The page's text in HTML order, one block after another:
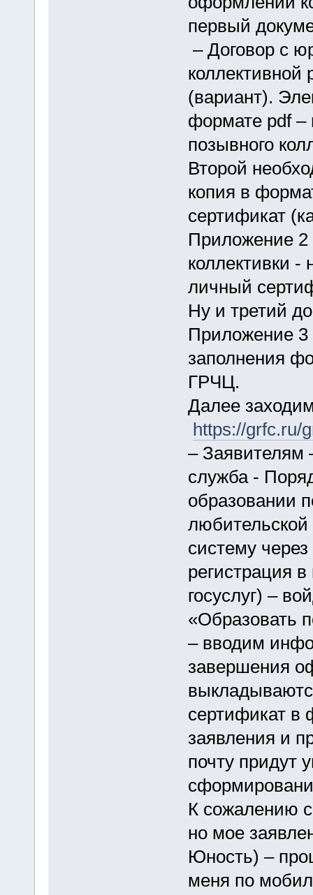
первый
– Договор с
(вариант).
формате pdf –
позывного
Второй
копия в
сертификат
Приложение
коллективки
личный
Ну и третий
Приложение 3
заполнения
ГРЧЦ.
Далее
https://grfc.ru/
– Заявителям
служба -
образовании
систему
регистрация
госуслуг) –
«Образовать
– вводим
завершения
сертификат в
заявления и
почту придут
К сожалению
но мое
Юность) –
меня по